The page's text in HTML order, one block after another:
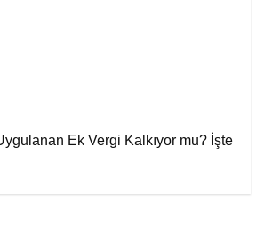
Ek Vergi Kalkıyor mu? İşte